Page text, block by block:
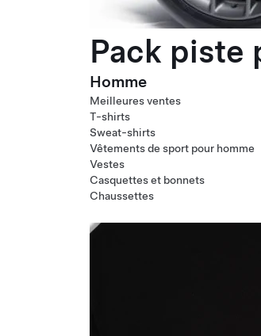
Pack piste
Homme
Meilleures ventes
T-shirts
Sweat-shirts
Vêtements de sport pour homme
Vestes
Casquettes et bonnets
Chaussettes